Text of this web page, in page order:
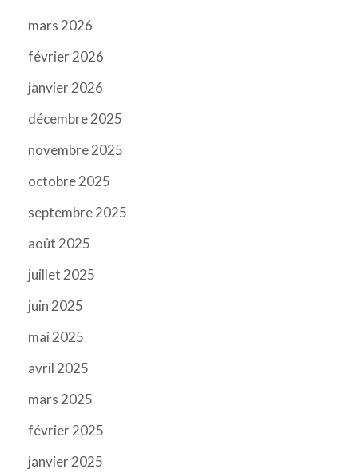
mars 2026
février 2026
janvier 2026
décembre 2025
novembre 2025
octobre 2025
septembre 2025
août 2025
juillet 2025
juin 2025
mai 2025
avril 2025
mars 2025
février 2025
janvier 2025